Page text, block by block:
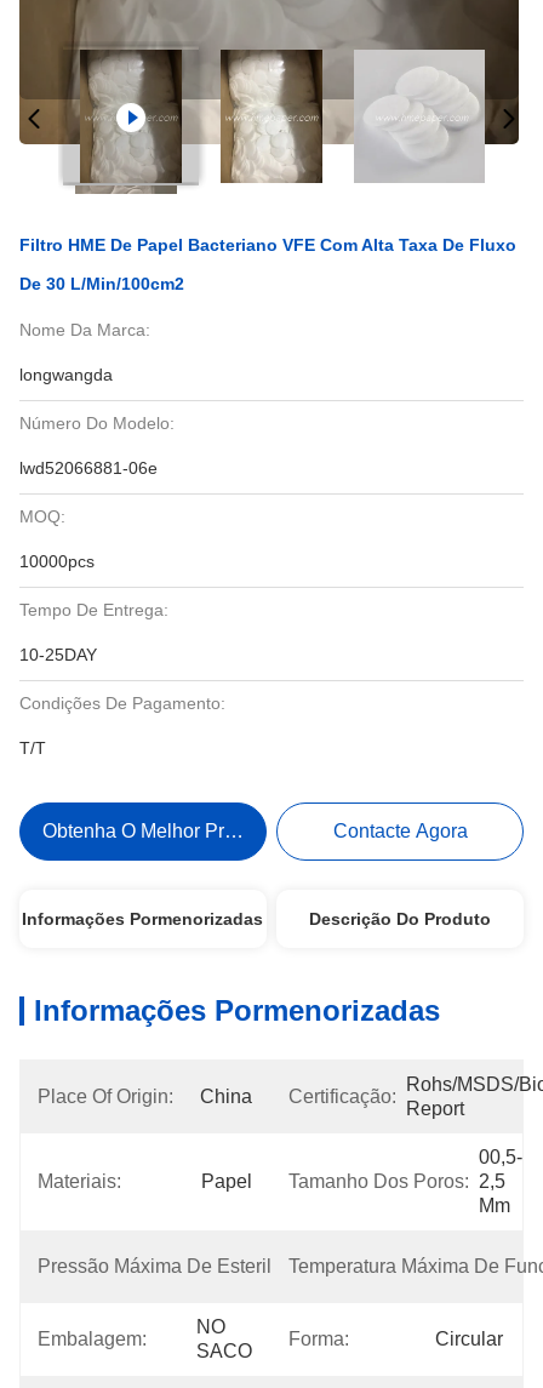
Filtro HME De Papel Bacteriano VFE Com Alta Taxa De Fluxo
De 30 L/min/100cm2
Nome Da Marca:
longwangda
Número Do Modelo:
lwd52066881-06e
MOQ:
10000pcs
Tempo De Entrega:
10-25DAY
Condições De Pagamento:
T/T
Obtenha O Melhor Preço Contacte Agora
Informações Pormenorizadas Descrição Do Produto
Informações Pormenorizadas
Place Of Origin: China Certificação:
Rohs/MSDS/
Report
Materiais: Papel Tamanho Dos Poros:
00,5-
2,5
Μm
Pressão Máxima De Esterilização:
Bar
Temperatura Máxima De
Embalagem:
NO
SACO
Forma: Circular